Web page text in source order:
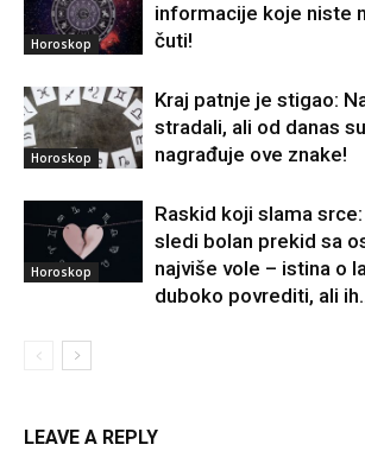
Horoskop
informacije koje niste
čuti!
Horoskop
Kraj patnje je stigao:
stradali, ali od danas
nagrađuje ove znake!
Horoskop
Raskid koji slama
sledi bolan prekid sa
najviše vole – istina o
duboko povrediti, ali
LEAVE A REPLY